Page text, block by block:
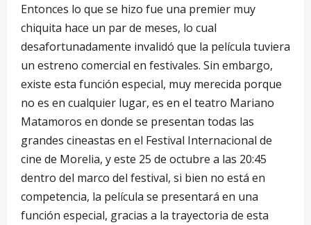
Entonces lo que se hizo fue una premier muy
chiquita hace un par de meses, lo cual
desafortunadamente invalidó que la película tuviera
un estreno comercial en festivales. Sin embargo,
existe esta función especial, muy merecida porque
no es en cualquier lugar, es en el teatro Mariano
Matamoros en donde se presentan todas las
grandes cineastas en el Festival Internacional de
cine de Morelia, y este 25 de octubre a las 20:45
dentro del marco del festival, si bien no está en
competencia, la película se presentará en una
función especial, gracias a la trayectoria de esta